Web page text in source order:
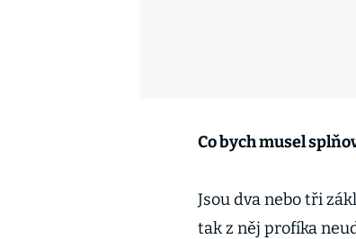
Co bych musel
Jsou dva nebo tři
tak z něj profíka